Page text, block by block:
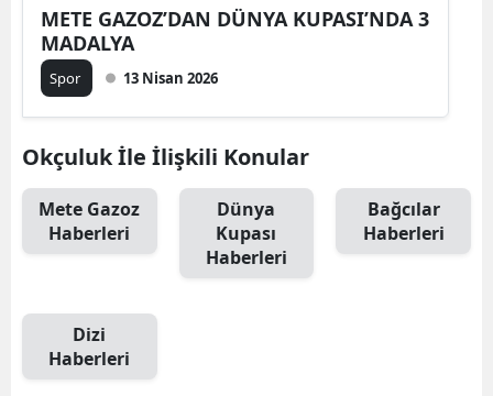
METE GAZOZ’DAN DÜNYA KUPASI’NDA 3
MADALYA
Spor 13 Nisan 2026
Okçuluk İle İlişkili Konular
Mete Gazoz
Haberleri
Dünya
Kupası
Haberleri
Bağcılar
Haberleri
Dizi
Haberleri